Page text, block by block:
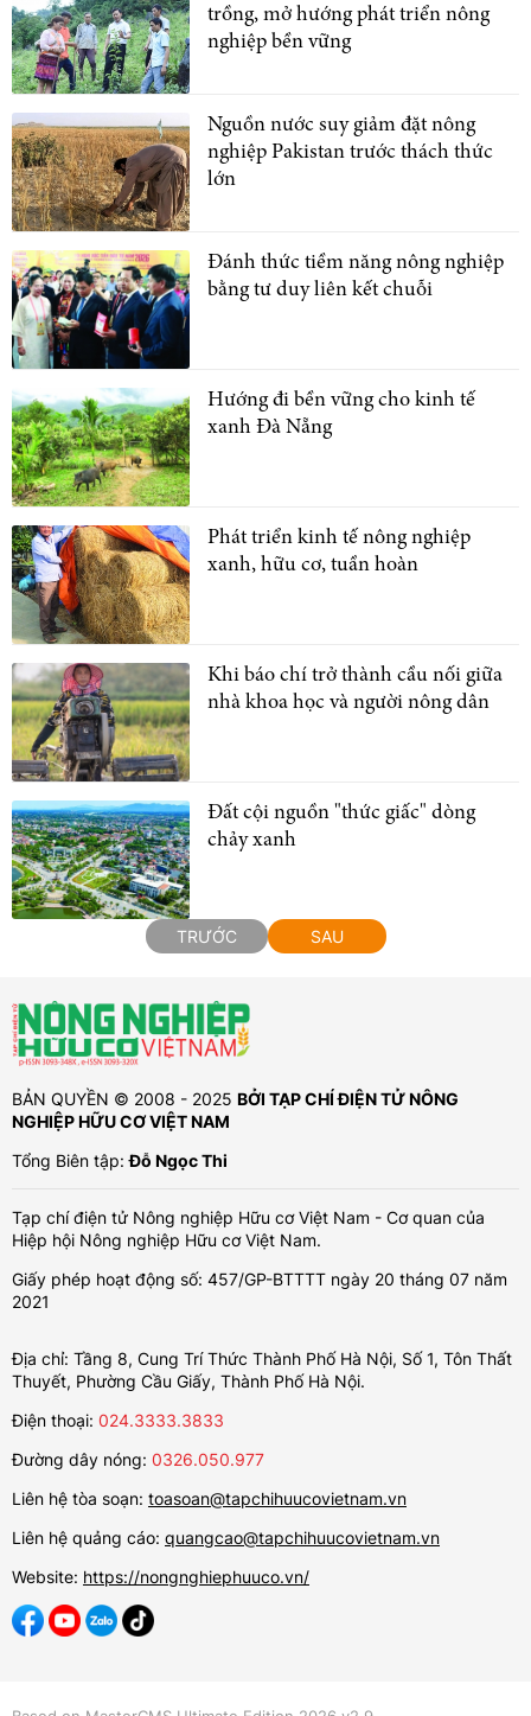
trồng, mở hướng phát triển nông
nghiệp bền vững
Nguồn nước suy giảm đặt nông
nghiệp Pakistan trước thách thức
lớn
Đánh thức tiềm năng nông nghiệp
bằng tư duy liên kết chuỗi
Hướng đi bền vững cho kinh tế
xanh Đà Nẵng
Phát triển kinh tế nông nghiệp
xanh, hữu cơ, tuần hoàn
Khi báo chí trở thành cầu nối giữa
nhà khoa học và người nông dân
Đất cội nguồn "thức giấc" dòng
chảy xanh
TRƯỚC SAU
BẢN QUYỀN © 2008 - 2025 BỞI TẠP CHÍ ĐIỆN TỬ NÔNG
NGHIỆP HỮU CƠ VIỆT NAM
Tổng Biên tập:Đỗ Ngọc Thi
Tạp chí điện tử Nông nghiệp Hữu cơ Việt Nam - Cơ quan của
Hiệp hội Nông nghiệp Hữu cơ Việt Nam.
Giấy phép hoạt động số: 457/GP-BTTTT ngày 20 tháng 07 năm
2021
Địa chỉ: Tầng 8, Cung Trí Thức Thành Phố Hà Nội, Số 1, Tôn Thất
Thuyết, Phường Cầu Giấy, Thành Phố Hà Nội.
Điện thoại: 024.3333.3833
Đường dây nóng: 0326.050.977
Liên hệ tòa soạn: toasoan@tapchihuucovietnam.vn
Liên hệ quảng cáo: quangcao@tapchihuucovietnam.vn
Website: https://nongnghiephuuco.vn/